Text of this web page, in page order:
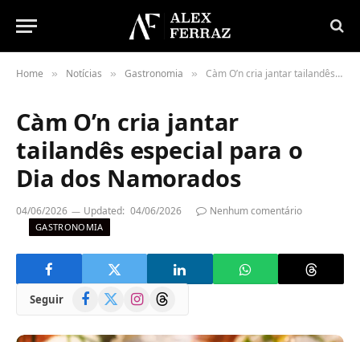
Home » Notícias » Gastronomia » Càm O’n cria jantar tailandês especial para o Dia dos Namorados
Càm O’n cria jantar
tailandês especial para o
Dia dos Namorados
04/06/2026 Updated: 04/06/2026 Nenhum comentário
GASTRONOMIA
Seguir Facebook
(Twitter)
InstagramThreads